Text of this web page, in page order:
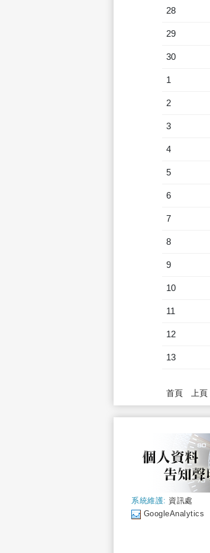
28
29
30
1
2
3
4
5
6
7
8
9
10
11
12
13
首頁 上頁
系統維護: 資訊處
GoogleAnalytics